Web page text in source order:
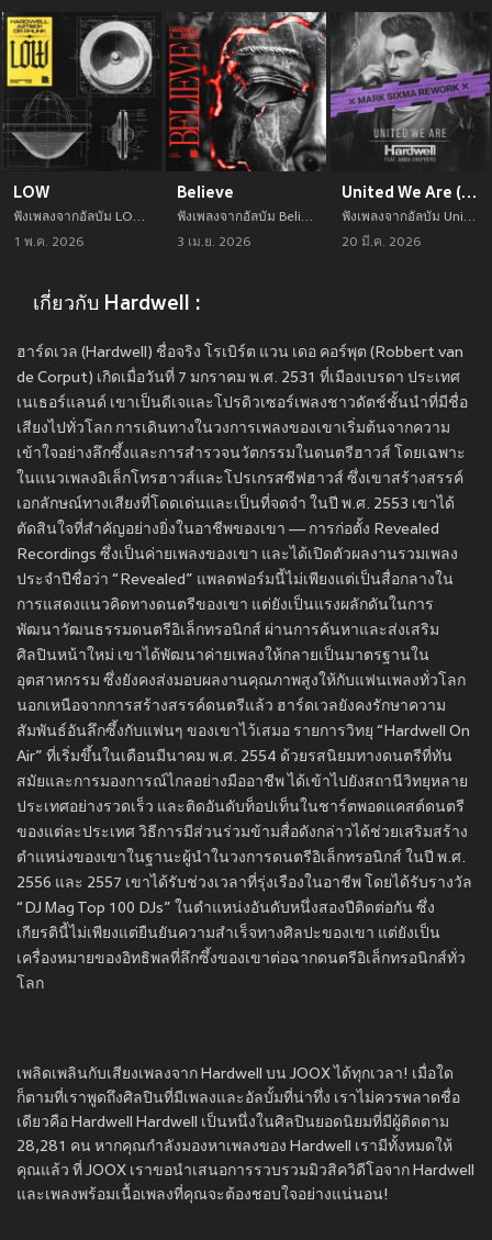
LOW
ฟังเพลงจากอัลบัม LOW เพลงใหม่จาก อัพเดทเพลงใหม่ล่าสุดก่อนใคร ตลอดปี 2021
1 พ.ค. 2026
Believe
ฟังเพลงจากอัลบัม Believe เพลงใหม่จาก อัพเดทเพลงใหม่ล่าสุดก่อนใคร ตลอดปี 2021
3 เม.ย. 2026
United We Are (Mark Sixma Rework)
ฟังเพลงจากอัลบัม United We Are (Mark Sixma Rework) เพลงใหม่จาก อัพเดทเพลงใหม่ล่าสุดก่อนใคร ตลอดปี 2021
20 มี.ค. 2026
เกี่ยวกับ Hardwell :
ฮาร์ดเวล (Hardwell) ชื่อจริง โรเบิร์ต แวน เดอ คอร์พุต (Robbert van
de Corput) เกิดเมื่อวันที่ 7 มกราคม พ.ศ. 2531 ที่เมืองเบรดา ประเทศ
เนเธอร์แลนด์ เขาเป็นดีเจและโปรดิวเซอร์เพลงชาวดัตช์ชั้นนำที่มีชื่อ
เสียงไปทั่วโลก การเดินทางในวงการเพลงของเขาเริ่มต้นจากความ
เข้าใจอย่างลึกซึ้งและการสำรวจนวัตกรรมในดนตรีฮาวส์ โดยเฉพาะ
ในแนวเพลงอิเล็กโทรฮาวส์และโปรเกรสซีฟฮาวส์ ซึ่งเขาสร้างสรรค์
เอกลักษณ์ทางเสียงที่โดดเด่นและเป็นที่จดจำ ในปี พ.ศ. 2553 เขาได้
ตัดสินใจที่สำคัญอย่างยิ่งในอาชีพของเขา — การก่อตั้ง Revealed
Recordings ซึ่งเป็นค่ายเพลงของเขา และได้เปิดตัวผลงานรวมเพลง
ประจำปีชื่อว่า “Revealed” แพลตฟอร์มนี้ไม่เพียงแต่เป็นสื่อกลางใน
การแสดงแนวคิดทางดนตรีของเขา แต่ยังเป็นแรงผลักดันในการ
พัฒนาวัฒนธรรมดนตรีอิเล็กทรอนิกส์ ผ่านการค้นหาและส่งเสริม
ศิลปินหน้าใหม่ เขาได้พัฒนาค่ายเพลงให้กลายเป็นมาตรฐานใน
อุตสาหกรรม ซึ่งยังคงส่งมอบผลงานคุณภาพสูงให้กับแฟนเพลงทั่วโลก
นอกเหนือจากการสร้างสรรค์ดนตรีแล้ว ฮาร์ดเวลยังคงรักษาความ
สัมพันธ์อันลึกซึ้งกับแฟนๆ ของเขาไว้เสมอ รายการวิทยุ “Hardwell On
Air” ที่เริ่มขึ้นในเดือนมีนาคม พ.ศ. 2554 ด้วยรสนิยมทางดนตรีที่ทัน
สมัยและการมองการณ์ไกลอย่างมืออาชีพ ได้เข้าไปยังสถานีวิทยุหลาย
ประเทศอย่างรวดเร็ว และติดอันดับท็อปเท็นในชาร์ตพอดแคสต์ดนตรี
ของแต่ละประเทศ วิธีการมีส่วนร่วมข้ามสื่อดังกล่าวได้ช่วยเสริมสร้าง
ตำแหน่งของเขาในฐานะผู้นำในวงการดนตรีอิเล็กทรอนิกส์ ในปี พ.ศ.
2556 และ 2557 เขาได้รับช่วงเวลาที่รุ่งเรืองในอาชีพ โดยได้รับรางวัล
“DJ Mag Top 100 DJs” ในตำแหน่งอันดับหนึ่งสองปีติดต่อกัน ซึ่ง
เกียรตินี้ไม่เพียงแต่ยืนยันความสำเร็จทางศิลปะของเขา แต่ยังเป็น
เครื่องหมายของอิทธิพลที่ลึกซึ้งของเขาต่อฉากดนตรีอิเล็กทรอนิกส์ทั่ว
โลก
เพลิดเพลินกับเสียงเพลงจาก Hardwell บน JOOX ได้ทุกเวลา! เมื่อใด
ก็ตามที่เราพูดถึงศิลปินที่มีเพลงและอัลบั้มที่น่าทึ่ง เราไม่ควรพลาดชื่อ
เดียวคือ Hardwell Hardwell เป็นหนึ่งในศิลปินยอดนิยมที่มีผู้ติดตาม
28,281 คน หากคุณกำลังมองหาเพลงของ Hardwell เรามีทั้งหมดให้
คุณแล้ว ที่ JOOX เราขอนำเสนอการรวบรวมมิวสิควิดีโอจาก Hardwell
และเพลงพร้อมเนื้อเพลงที่คุณจะต้องชอบใจอย่างแน่นอน!